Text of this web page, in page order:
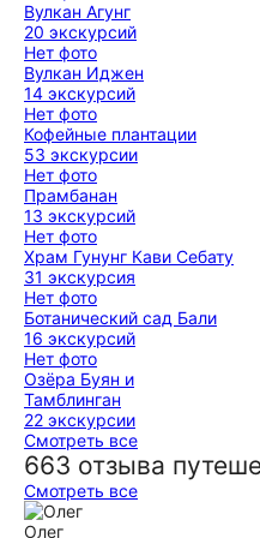
Вулкан Агунг
20 экскурсий
Нет фото
Вулкан Иджен
14 экскурсий
Нет фото
Кофейные плантации
53 экскурсии
Нет фото
Прамбанан
13 экскурсий
Нет фото
Храм Гунунг Кави Себату
31 экскурсия
Нет фото
Ботанический сад Бали
16 экскурсий
Нет фото
Озёра Буян и
Тамблинган
22 экскурсии
Смотреть все
663 отзыва
Смотреть все
Олег